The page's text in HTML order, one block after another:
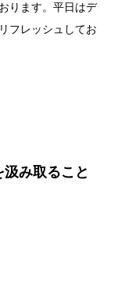
ります。平日はデ
フレッシュしてお
汲み取ること